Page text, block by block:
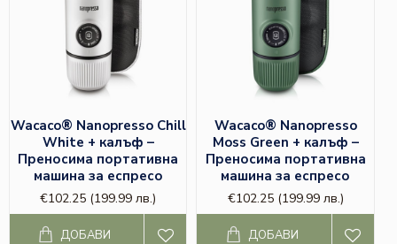
Wacaco® Nanopresso Chill
White + калъф –
Преносима портативна
машина за еспресо
€102.25 (199.99 лв.)
ДОБАВИ
Wacaco® Nanopresso
Moss Green + калъф –
Преносима портативна
машина за еспресо
€102.25 (199.99 лв.)
ДОБАВИ